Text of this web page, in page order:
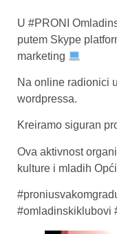
U #PRONI
putem Skype
marketing
Na online radionici
wordpressa.
Kreiramo siguran
Ova aktivnost
kulture i mladih
#omladinskiklubovi